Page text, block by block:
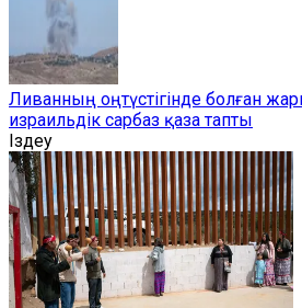
Ливанның оңтүстігінде болған
израильдік сарбаз қаза тапты
Іздеу